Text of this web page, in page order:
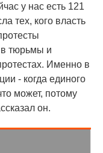
у нас есть 121
тех, кого власть
тюрьмы и
Именно в
- когда единого
может, потому
он.